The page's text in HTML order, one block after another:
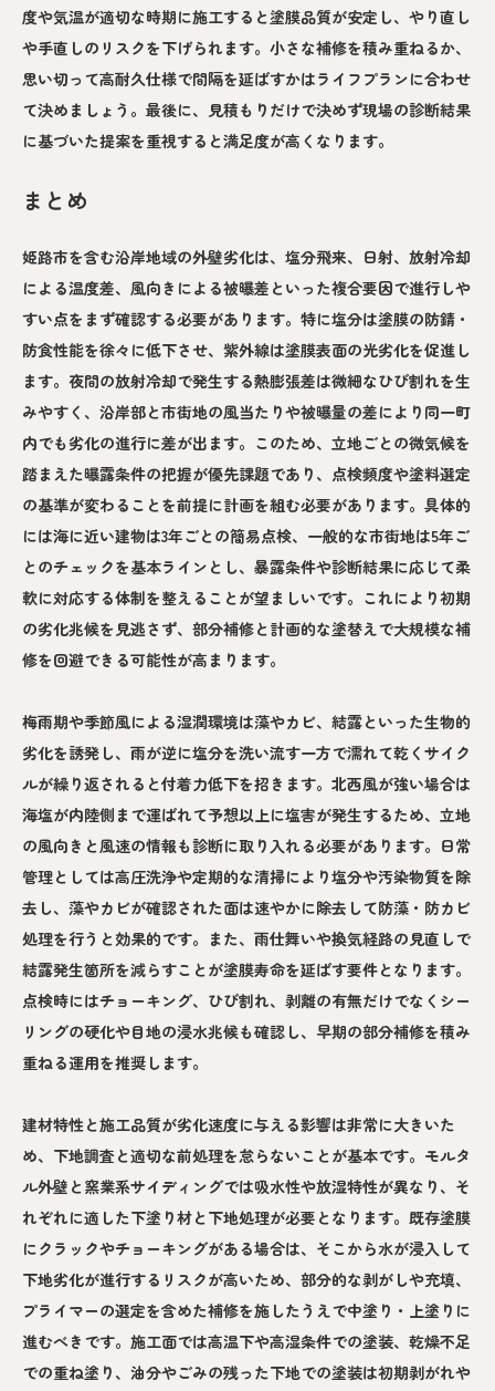
度や気温が適切な時期に施工すると塗膜品質が安定し、やり直し
や手直しのリスクを下げられます。小さな補修を積み重ねるか、
思い切って高耐久仕様で間隔を延ばすかはライフプランに合わせ
て決めましょう。最後に、見積もりだけで決めず現場の診断結果
に基づいた提案を重視すると満足度が高くなります。
まとめ
姫路市を含む沿岸地域の外壁劣化は、塩分飛来、日射、放射冷却
による温度差、風向きによる被曝差といった複合要因で進行しや
すい点をまず確認する必要があります。特に塩分は塗膜の防錆・
防食性能を徐々に低下させ、紫外線は塗膜表面の光劣化を促進し
ます。夜間の放射冷却で発生する熱膨張差は微細なひび割れを生
みやすく、沿岸部と市街地の風当たりや被曝量の差により同一町
内でも劣化の進行に差が出ます。このため、立地ごとの微気候を
踏まえた曝露条件の把握が優先課題であり、点検頻度や塗料選定
の基準が変わることを前提に計画を組む必要があります。具体的
には海に近い建物は3年ごとの簡易点検、一般的な市街地は5年ご
とのチェックを基本ラインとし、暴露条件や診断結果に応じて柔
軟に対応する体制を整えることが望ましいです。これにより初期
の劣化兆候を見逃さず、部分補修と計画的な塗替えで大規模な補
修を回避できる可能性が高まります。
梅雨期や季節風による湿潤環境は藻やカビ、結露といった生物的
劣化を誘発し、雨が逆に塩分を洗い流す一方で濡れて乾くサイク
ルが繰り返されると付着力低下を招きます。北西風が強い場合は
海塩が内陸側まで運ばれて予想以上に塩害が発生するため、立地
の風向きと風速の情報も診断に取り入れる必要があります。日常
管理としては高圧洗浄や定期的な清掃により塩分や汚染物質を除
去し、藻やカビが確認された面は速やかに除去して防藻・防カビ
処理を行うと効果的です。また、雨仕舞いや換気経路の見直しで
結露発生箇所を減らすことが塗膜寿命を延ばす要件となります。
点検時にはチョーキング、ひび割れ、剥離の有無だけでなくシー
リングの硬化や目地の浸水兆候も確認し、早期の部分補修を積み
重ねる運用を推奨します。
建材特性と施工品質が劣化速度に与える影響は非常に大きいた
め、下地調査と適切な前処理を怠らないことが基本です。モルタ
ル外壁と窯業系サイディングでは吸水性や放湿特性が異なり、そ
れぞれに適した下塗り材と下地処理が必要となります。既存塗膜
にクラックやチョーキングがある場合は、そこから水が浸入して
下地劣化が進行するリスクが高いため、部分的な剥がしや充填、
プライマーの選定を含めた補修を施したうえで中塗り・上塗りに
進むべきです。施工面では高温下や高湿条件での塗装、乾燥不足
での重ね塗り、油分やごみの残った下地での塗装は初期剥がれや